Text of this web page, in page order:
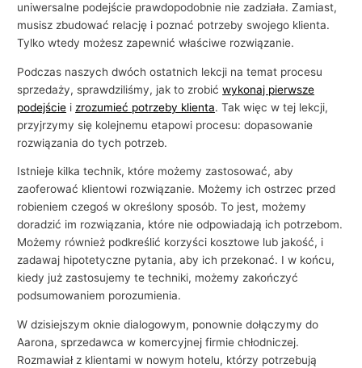
uniwersalne podejście prawdopodobnie nie zadziała. Zamiast,
musisz zbudować relację i poznać potrzeby swojego klienta.
Tylko wtedy możesz zapewnić właściwe rozwiązanie.
Podczas naszych dwóch ostatnich lekcji na temat procesu
sprzedaży, sprawdziliśmy, jak to zrobićwykonaj pierwsze
podejście i zrozumieć potrzeby klienta. Tak więc w tej lekcji,
przyjrzymy się kolejnemu etapowi procesu: dopasowanie
rozwiązania do tych potrzeb.
Istnieje kilka technik, które możemy zastosować, aby
zaoferować klientowi rozwiązanie. Możemy ich ostrzec przed
robieniem czegoś w określony sposób. To jest, możemy
doradzić im rozwiązania, które nie odpowiadają ich potrzebom.
Możemy również podkreślić korzyści kosztowe lub jakość, i
zadawaj hipotetyczne pytania, aby ich przekonać. I w końcu,
kiedy już zastosujemy te techniki, możemy zakończyć
podsumowaniem porozumienia.
W dzisiejszym oknie dialogowym, ponownie dołączymy do
Aarona, sprzedawca w komercyjnej firmie chłodniczej.
Rozmawiał z klientami w nowym hotelu, którzy potrzebują